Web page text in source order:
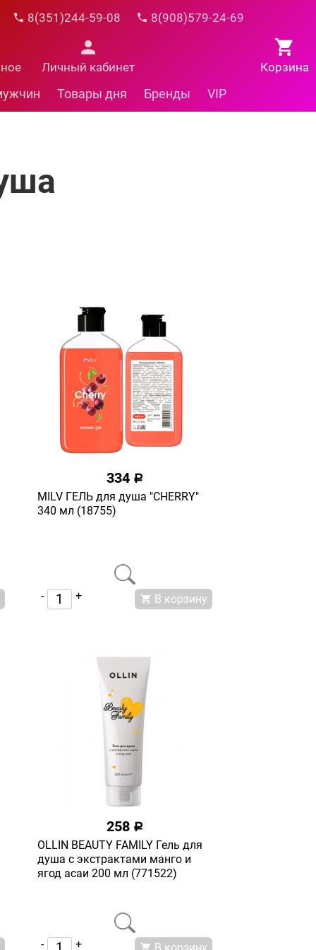
8(351)244-59-08 8(908)579-24-69
Корзина
Личный кабинет
Товары дня Бренды VIP
334 a
MILV ГЕЛЬ для душа "CHERRY"
340 мл (18755)
- + В корзину
258 a
OLLIN BEAUTY FAMILY Гель для
душа с экстрактами манго и
ягод асаи 200 мл (771522)
- +